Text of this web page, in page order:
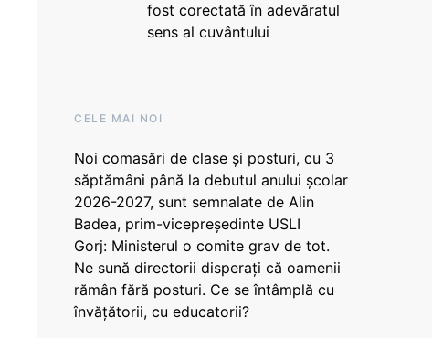
fost corectată în adevăratul
sens al cuvântului
CELE MAI NOI
Noi comasări de clase și posturi, cu 3
săptămâni până la debutul anului școlar
2026-2027, sunt semnalate de Alin
Badea, prim-vicepreședinte USLI
Gorj: Ministerul o comite grav de tot.
Ne sună directorii disperați că oamenii
rămân fără posturi. Ce se întâmplă cu
învățătorii, cu educatorii?